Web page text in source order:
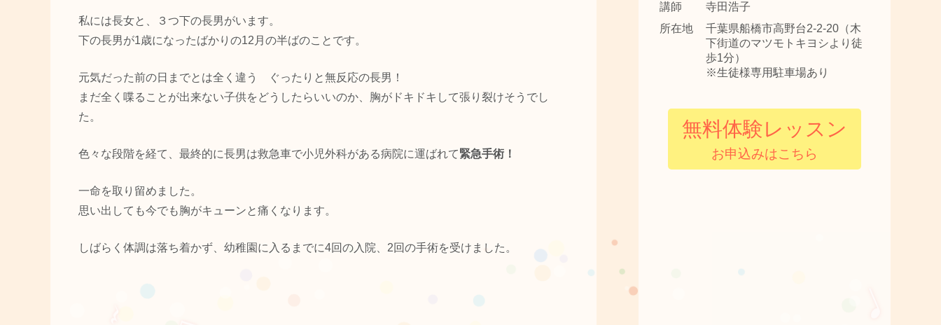
私には長女と、３つ下の長男がいます。
下の長男が1歳になったばかりの12月の半ばのことです。
元気だった前の日までとは全く違う ぐったりと無反応の長男！
まだ全く喋ることが出来ない子供をどうしたらいいのか、胸がドキドキして張り裂けそうでし
た。
色々な段階を経て、最終的に長男は救急車で小児外科がある病院に運ばれて緊急手術！
一命を取り留めました。
思い出しても今でも胸がキューンと痛くなります。
しばらく体調は落ち着かず、幼稚園に入るまでに4回の入院、2回の手術を受けました。
講師
寺田浩子
所在地
千葉県船橋市高野台2-2-20（木
下街道のマツモトキヨシより徒
歩1分）
※生徒様専用駐車場あり
無料体験レッスン
お申込みはこちら